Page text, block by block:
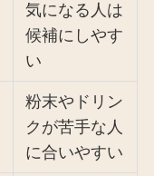
気になる人は
候補にしやす
い
粉末やドリン
クが苦手な人
に合いやすい